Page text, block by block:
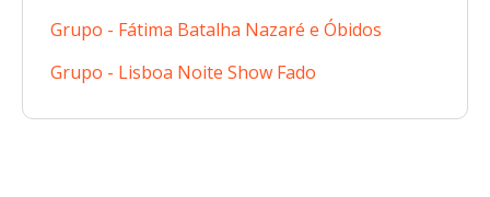
Grupo - Fátima Batalha Nazaré e Óbidos
Grupo - Lisboa Noite Show Fado